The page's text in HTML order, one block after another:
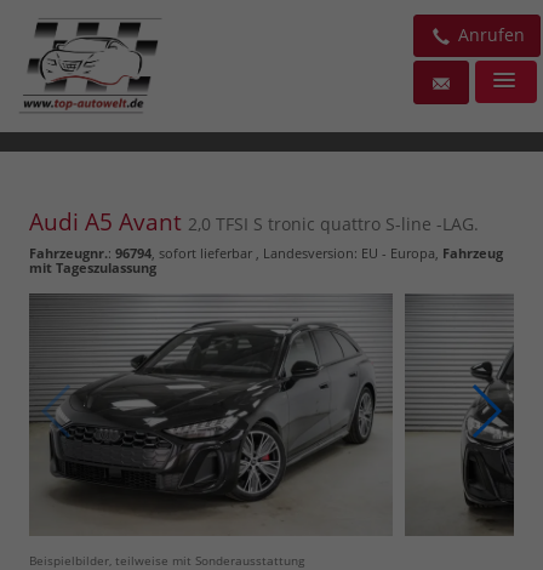
Anrufen
Audi A5 Avant 2,0 TFSI S tronic quattro S-line -LAG.
Fahrzeugnr.: 96794 sofort lieferbar , Landesversion: EU - Europa, Fahrzeug
mit Tageszulassung
Beispielbilder, teilweise mit Sonderausstattung